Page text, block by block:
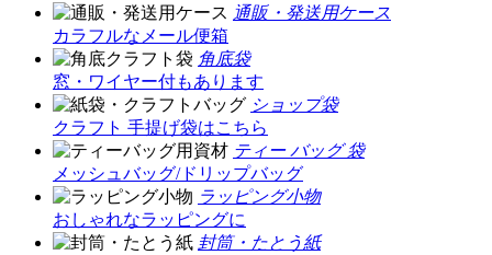
通販・発送用ケース
カラフルなメール便箱
角底袋
窓・ワイヤー付もあります
ショップ袋
クラフト 手提げ袋はこちら
ティー バッグ 袋
メッシュバッグ/ドリップバッグ
ラッピング小物
おしゃれなラッピングに
封筒・たとう紙